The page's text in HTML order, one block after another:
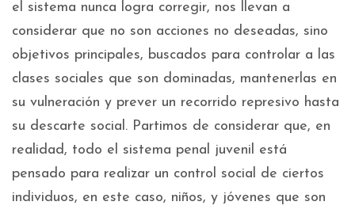
el sistema nunca logra corregir, nos llevan a
considerar que no son acciones no deseadas, sino
objetivos principales, buscados para controlar a las
clases sociales que son dominadas, mantenerlas en
su vulneración y prever un recorrido represivo hasta
su descarte social. Partimos de considerar que, en
realidad, todo el sistema penal juvenil está
pensado para realizar un control social de ciertos
individuos, en este caso, niños, y jóvenes que son